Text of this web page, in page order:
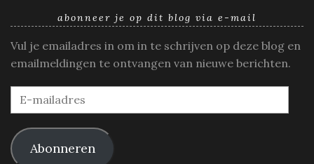
abonneer je op dit blog via e-mail
Vul je emailadres in om in te schrijven op deze blog en
emailmeldingen te ontvangen van nieuwe berichten.
E-
mailadres
Abonneren